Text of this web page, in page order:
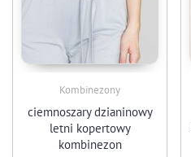
Kombinezony
ciemnoszary dzianinowy
letni kopertowy
kombinezon